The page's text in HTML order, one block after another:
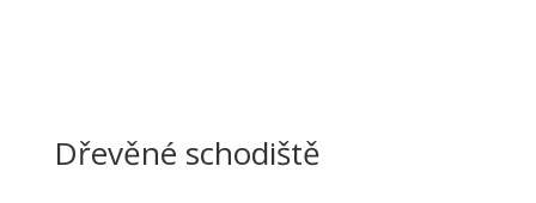
Dřevěné schodiště